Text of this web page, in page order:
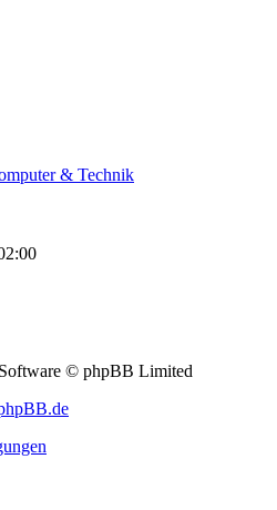
& Technik
© phpBB Limited